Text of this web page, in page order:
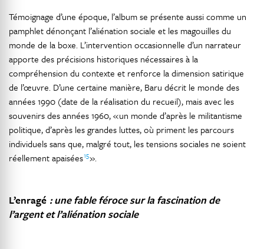
Témoignage d’une époque, l’album se présente aussi comme un
pamphlet dénonçant l’aliénation sociale et les magouilles du
monde de la boxe. L’intervention occasionnelle d’un narrateur
apporte des précisions historiques nécessaires à la
compréhension du contexte et renforce la dimension satirique
de l’œuvre. D’une certaine manière, Baru décrit le monde des
années 1990 (date de la réalisation du recueil), mais avec les
souvenirs des années 1960, « un monde d’après le militantisme
politique, d’après les grandes luttes, où priment les parcours
individuels sans que, malgré tout, les tensions sociales ne soient
réellement apaisées15».
L’enragé : une fable féroce sur la fascination de
l’argent et l’aliénation sociale